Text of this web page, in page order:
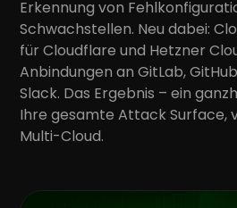
Erkennung von
Schwachstellen. Neu dabei:
für Cloudflare und Hetzner
Anbindungen an GitLab,
Slack. Das Ergebnis – ein
Ihre gesamte Attack Surface,
Multi-Cloud.